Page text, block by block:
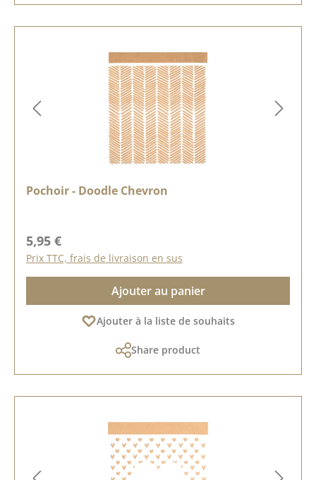
Pochoir - Doodle Chevron
Prix régulier :
5,95 €
Prix TTC, frais de livraison en sus
Ajouter au panier
Ajouter à la liste de souhaits
Share product